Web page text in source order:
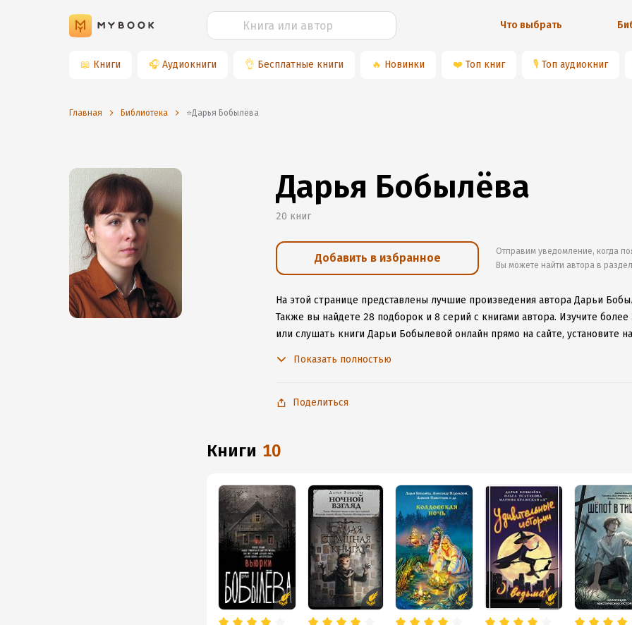
Что выбрать
📖 Книги 🎧 Аудиокниги 👌 Бесплатные книги 🔥 Новинки ❤️ Топ книг 🎙 Топ аудиокниг
Главная Библиотека ⭐️Дарья Бобылёва
Дарья Бобылёва
20 книг
Добавить в избранное
Отправим уведомление, когда
Вы можете найти автора в
На этой странице представлены лучшие произведения автора Дарьи
Также вы найдете 28 подборок и 8 серий с книгами автора. Изучите более
или слушать книги Дарьи Бобылевой онлайн прямо на сайте, установите
Показать полностью
Поделиться
книги 10